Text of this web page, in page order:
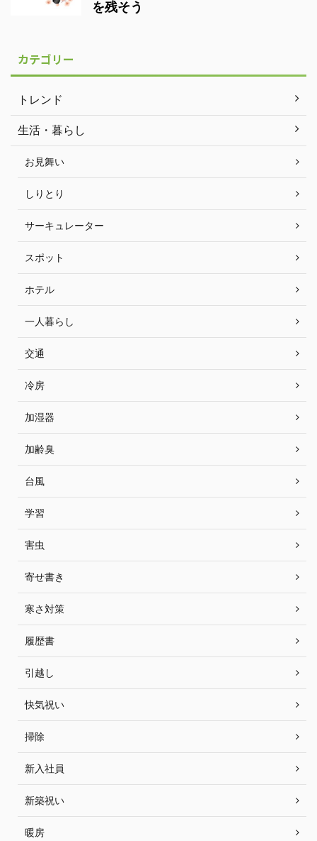
を残そう
カテゴリー
トレンド
生活・暮らし
お見舞い
しりとり
サーキュレーター
スポット
ホテル
一人暮らし
交通
冷房
加湿器
加齢臭
台風
学習
害虫
寄せ書き
寒さ対策
履歴書
引越し
快気祝い
掃除
新入社員
新築祝い
暖房